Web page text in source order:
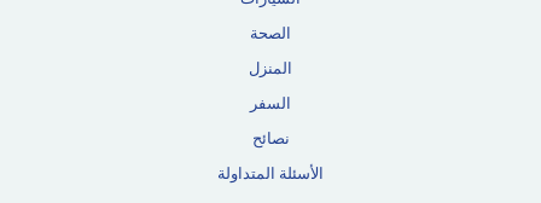
الصحة
المنزل
السفر
نصائح
الأسئلة المتداولة